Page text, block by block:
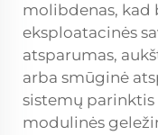
molibdenas,
eksploatacinės
atsparumas,
arba smūginė
sistemų
modulinės